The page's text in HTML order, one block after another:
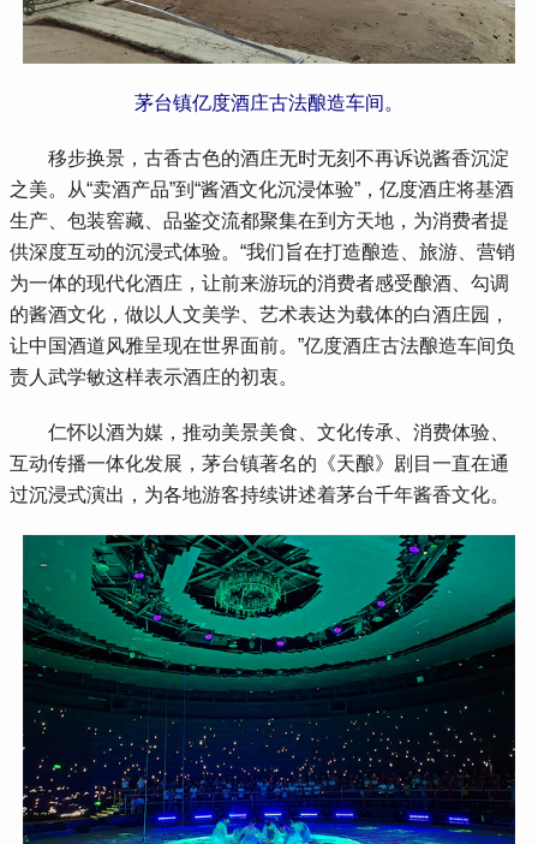
茅台镇亿度酒庄古法酿造车间。
移步换景，古香古色的酒庄无时无刻不再诉说酱香沉淀
之美。从“卖酒产品”到“酱酒文化沉浸体验”，亿度酒庄将基酒
生产、包装窖藏、品鉴交流都聚集在到方天地，为消费者提
供深度互动的沉浸式体验。“我们旨在打造酿造、旅游、营销
为一体的现代化酒庄，让前来游玩的消费者感受酿酒、勾调
的酱酒文化，做以人文美学、艺术表达为载体的白酒庄园，
让中国酒道风雅呈现在世界面前。”亿度酒庄古法酿造车间负
责人武学敏这样表示酒庄的初衷。
仁怀以酒为媒，推动美景美食、文化传承、消费体验、
互动传播一体化发展，茅台镇著名的《天酿》剧目一直在通
过沉浸式演出，为各地游客持续讲述着茅台千年酱香文化。